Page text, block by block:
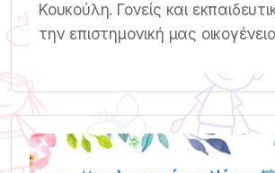
Κουκούλη. Γονείς και
την επιστημονική μας